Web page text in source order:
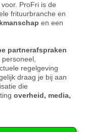
ProFri is de
frituurbranche en
en een
partnerafspraken
regelgeving
draag je bij aan
die
overheid, media,